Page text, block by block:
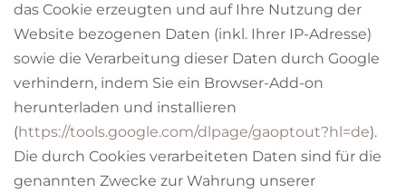
das Cookie erzeugten und auf Ihre Nutzung der
Website bezogenen Daten (inkl. Ihrer IP-Adresse)
sowie die Verarbeitung dieser Daten durch Google
verhindern, indem Sie ein Browser-Add-on
herunterladen und installieren
(https://tools.google.com/dlpage/gaoptout?hl=de).
Die durch Cookies verarbeiteten Daten sind für die
genannten Zwecke zur Wahrung unserer